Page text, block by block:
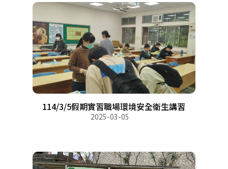
114/3/5假期實習職場環境安全衛生講習
2025-03-05